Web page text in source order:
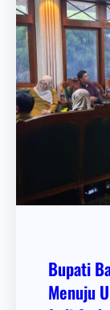
Bupati
Menuju